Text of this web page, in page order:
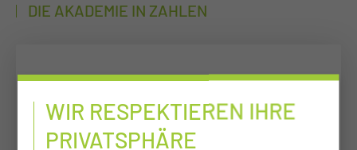
DIE AKADEMIE IN ZAHLEN
WIR RESPEKTIEREN IHRE
PRIVATSPHÄRE